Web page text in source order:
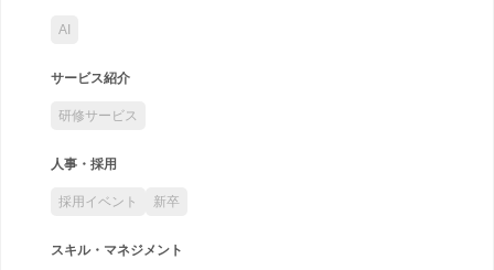
AI
サービス紹介
研修サービス
人事・採用
採用イベント 新卒
スキル・マネジメント